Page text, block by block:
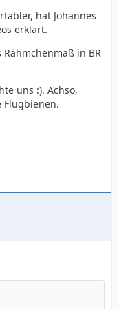
hat Johannes
erklärt.
in BR
uns :). Achso,